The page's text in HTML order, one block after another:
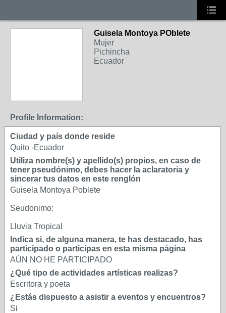
Guisela Montoya POblete
Mujer
Pichincha
Ecuador
Profile Information:
Ciudad y país donde reside
Quito -Ecuador
Utiliza nombre(s) y apellido(s) propios, en caso de
tener pseudónimo, debes hacer la aclaratoria y
sincerar tus datos en este renglón
Guisela Montoya Poblete
Seudonimo:
Lluvia Tropical
Indica si, de alguna manera, te has destacado, has
participado o participas en esta misma página
AÚN NO HE PARTICIPADO
¿Qué tipo de actividades artísticas realizas?
Escritora y poeta
¿Estás dispuesto a asistir a eventos y encuentros?
Si